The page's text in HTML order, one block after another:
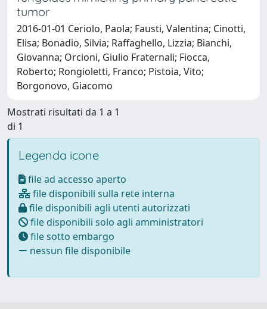
tumor
2016-01-01 Ceriolo, Paola; Fausti, Valentina; Cinotti,
Elisa; Bonadio, Silvia; Raffaghello, Lizzia; Bianchi,
Giovanna; Orcioni, Giulio Fraternali; Fiocca,
Roberto; Rongioletti, Franco; Pistoia, Vito;
Borgonovo, Giacomo
Mostrati risultati da 1 a 1
di 1
Legenda icone
file ad accesso aperto
file disponibili sulla rete interna
file disponibili agli utenti autorizzati
file disponibili solo agli amministratori
file sotto embargo
nessun file disponibile